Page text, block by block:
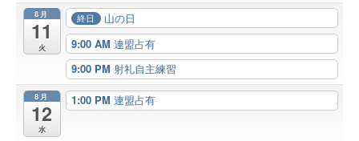
8月
11
火
終日
山の日
9:00 AM 連盟占有
9:00 PM 射礼自主練習
8月
12
水
1:00 PM 連盟占有